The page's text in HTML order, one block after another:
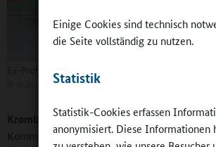
Einige Cookies sind technisch
die Seite vollständig zu nutzen.
Statistik
Statistik-Cookies erfassen
anonymisiert. Diese Informationen
Ex-Profis in der Luginslandschule: Célia Šašić und
in.Stuttgart / Gemeinschaftserlebnis Sport
Krombacher:Dessen sind sich alle bewusst.
Kommunikation auf Augenhöhe gelingen